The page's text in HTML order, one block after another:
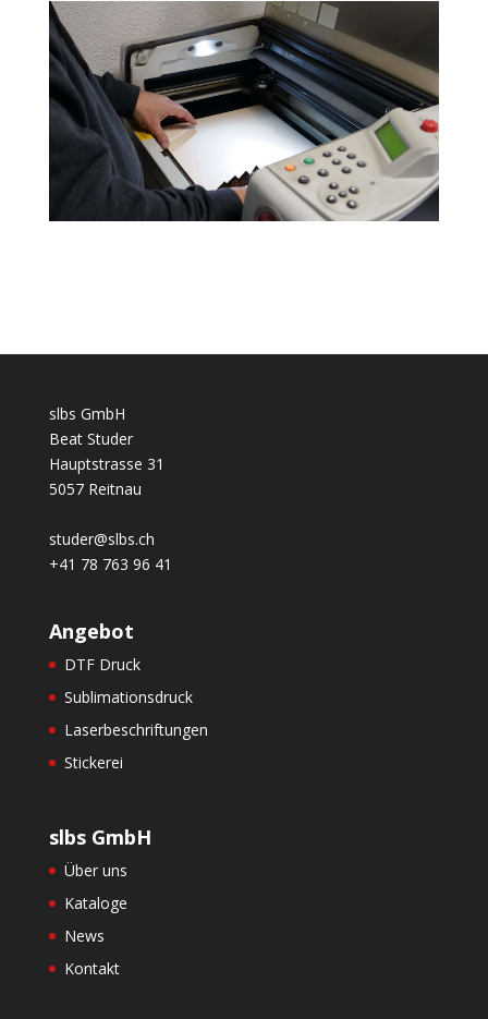
slbs GmbH
Beat Studer
Hauptstrasse 31
5057 Reitnau
studer@slbs.ch
+41 78 763 96 41
Angebot
DTF Druck
Sublimationsdruck
Laserbeschriftungen
Stickerei
slbs GmbH
Über uns
Kataloge
News
Kontakt